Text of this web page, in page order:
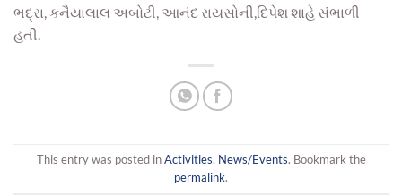
ભદ્રા, કનૈયાલાલ અબોટી, આનંદ રાયસોની,દિપેશ શાહે સંભાળી
હતી.
This entry was posted inActivities, News/Events. Bookmark the
permalink.